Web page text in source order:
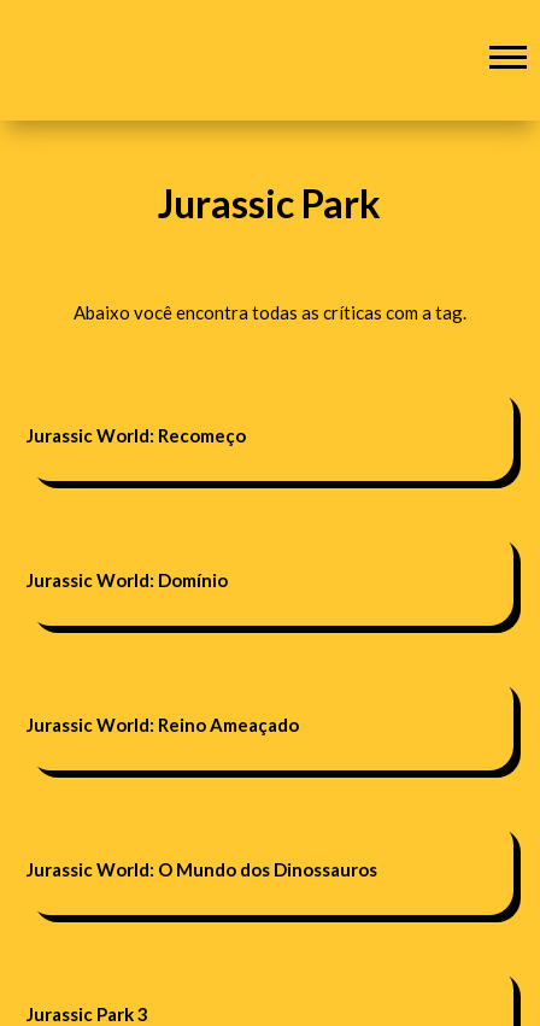
Jurassic Park
Abaixo você encontra todas as críticas com a tag.
Jurassic World: Recomeço
Jurassic World: Domínio
Jurassic World: Reino Ameaçado
Jurassic World: O Mundo dos Dinossauros
Jurassic Park 3